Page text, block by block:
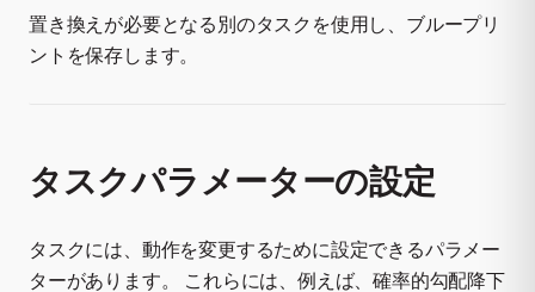
置き換えが必要となる別のタスクを使用し、ブループリ
ントを保存します。
タスクパラメーターの設定
タスクには、動作を変更するために設定できるパラメー
ターがあります。 これらには、例えば、確率的勾配降下